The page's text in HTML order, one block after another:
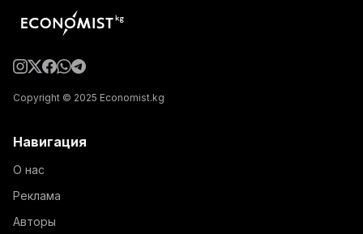
Copyright © 2025 Economist.kg
Навигация
О нас
Реклама
Авторы